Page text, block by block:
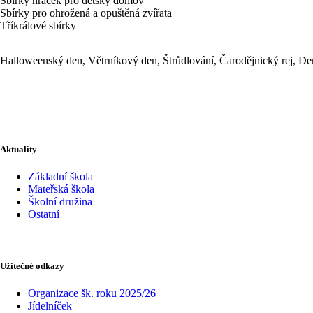
Sbírky pro ohrožená a opuštěná zvířata
Tříkrálové sbírky
Halloweenský den, Větrníkový den, Štrůdlování, Čarodějnický rej,
Aktuality
Základní škola
Mateřská škola
Školní družina
Ostatní
Užitečné odkazy
Organizace šk. roku 2025/26
Jídelníček